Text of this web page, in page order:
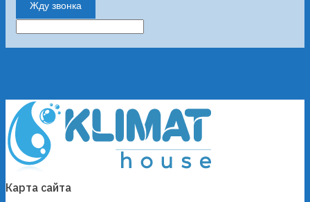
Жду звонка
Карта сайта